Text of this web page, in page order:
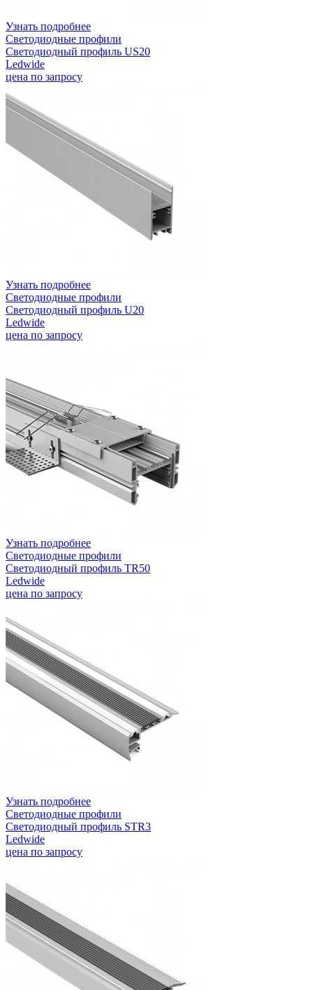
Узнать подробнее
Светодиодные профили
Светодиодный профиль US20
Ledwide
цена по запросу
Узнать подробнее
Светодиодные профили
Светодиодный профиль U20
Ledwide
цена по запросу
Узнать подробнее
Светодиодные профили
Светодиодный профиль TR50
Ledwide
цена по запросу
Узнать подробнее
Светодиодные профили
Светодиодный профиль STR3
Ledwide
цена по запросу